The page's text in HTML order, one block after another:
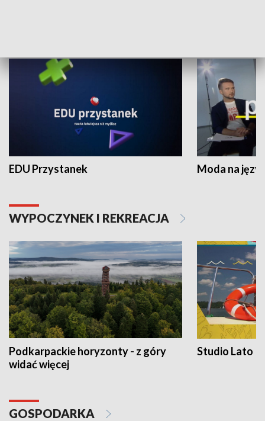
EDU Przystanek Moda na
WYPOCZYNEK I REKREACJA
Podkarpackie horyzonty - z góry
widać więcej
Studio Lato
GOSPODARKA